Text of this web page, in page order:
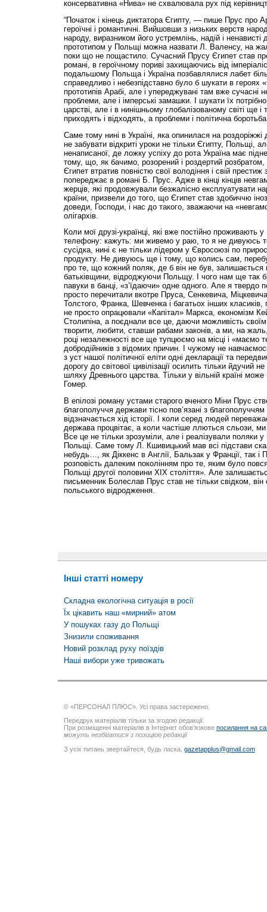
консервативна «Нива» не схвалювала рух під
“Початок і кінець диктатора Єгипту, — пише Прус про
героїчні і романтичні. Вийшовши з низьких верств
народу, виразником його устремлінь, надій і
прототипом у Польщі можна назвати Л. Валенсу, на
поки що не пощастило. Сучасний Прусу Єгипет став
романі, в героїчному пориві захищаючись від
подальшому Польща і Україна позбавлялися лабет
справедливо і небезпідставно було б шукати в героях
прототипів Арабі, але і упереджувані там вже сучасні
проблеми, але і імперські замашки. І шукати їх
царстві, але і в нинішньому глобалізованому світі ще
приходять і відходять, а проблеми і політична
Саме тому нині в Україні, яка опинилася на роздоріжжі
не забувати відкриті уроки не тільки Єгипту, Польщі,
ненаписаної, де ложку успіху до рота Україна має
тому, що, як бачимо, розорений і роздертий розбратом,
Єгипет втратив повністю свої володіння і свій
попереджає в романі Б. Прус. Адже в кінці кінців
жерців, які продовжували безжалісно експлуатувати
країни, призвели до того, що Єгипет став здобиччю
доведи, Господи, і нас до такого, зважаючи на
олігархів.
Коли мої друзі-українці, які вже постійно проживають
телефону: кажуть: ми живемо у раю, то я не дивуюсь
сусідка, нині є не тільки лідером у Євросоюзі по
продукту. Не дивуюсь ще і тому, що колись сам,
про те, що кожний поляк, де б він не був, залишається
батьківщини, відроджуючи Польщу. І чого нам ще так
павуки в банці, «з’їдаючи» одне одного. Але я твердо
просто перечитали вкотре Пруса, Сенкевича,
Толстого, Франка, Шевченка і багатьох інших класиків,
не просто опрацювали «Капітал» Маркса, економізм
Столипіна, а поєднали все це, даючи можливість
творити, любити, ставши рабами законів, а ми, на
році незалежності все ще тупцюємо на місці і
добродійників з відомих причин. І чужому не
з уст нашої політичної еліти одні декларації та
дорогу до світової цивілізації осилить тільки йдучий
шляху Древнього царства. Тільки у вільній країні може
Гомер.
В епілозі роману устами старого вченого Міни Прус
благополуччя держави тісно пов’язані з
відзначається хід історії. І коли серед людей
держава процвітає, а коли частіше ллються сльози,
Все це не тільки зрозуміли, але і реалізували поляки у
Польщі. Саме тому Л. Кшивицький мав всі підстави
небудь…, як Діккенс в Англії, Бальзак у Франції, так і
розповість далеким поколінням про те, яким було
Польщі другої половини ХІХ століття». Але
письменник Болеслав Прус став не тільки свідком,
польського відродження.
Інші статті номеру
Складна екологічна ситуація в росії
Їх цікавить наш «мирний» атом
У пошуках газу до Польщі
Знизили споживання
Новий розклад руху поїздів
Наші вибори уже тривожать
© «ПЕРСОНАЛ ПЛЮС». Усі права застережено.
Передрук матеріалів тільки за згодою редакції.
При розміщенні матеріалів в Інтернет обов’язкове посилання на
можуть незбігатися з позицією редакції
З усіх питань звертайтеся, будь ласка, gazetapplus@gmail.com